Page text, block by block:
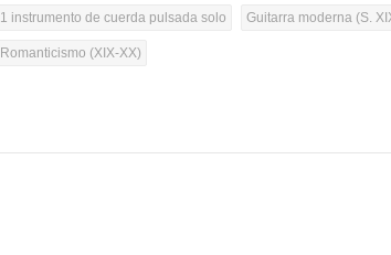
1 instrumento de cuerda pulsada solo Guitarra moderna (S.
Romanticismo (XIX-XX)